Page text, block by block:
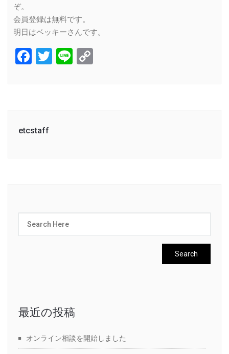
ぞ。
会員登録は無料です。
明日はベッキーさんです。
Facebook
Twitter
Line
etcstaff
最近の投稿
オンライン相談を開始しました